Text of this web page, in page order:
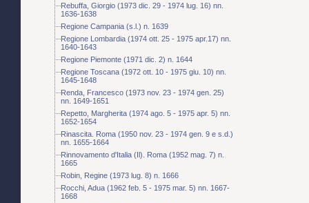
Rebuffa, Giorgio (1973 dic. 29 - 1974 lug. 16) nn.
1636-1638
Regione Campania (s.l.) n. 1639
Regione Lombardia (1974 ott. 25 - 1975 apr.17) nn.
1640-1643
Regione Piemonte (1971 dic. 2) n. 1644
Regione Toscana (1972 ott. 10 - 1975 giu. 10) nn.
1645-1648
Renda, Francesco (1973 nov. 23 - 1974 gen. 25)
nn. 1649-1651
Repetto, Margherita (1974 ago. 5 - 1975 apr. 5) nn.
1652-1654
Rinascita. Roma (1950 nov. 23 - 1974 gen. 9 e s.d.)
nn. 1655-1664
Rinnovamento d'Italia (Il). Roma (1952 mag. 7) n.
1665
Robin, Regine (1973 lug. 8) n. 1666
Rocchi, Adua (1962 feb. 5 - 1975 mar. 5) nn. 1667-
1668